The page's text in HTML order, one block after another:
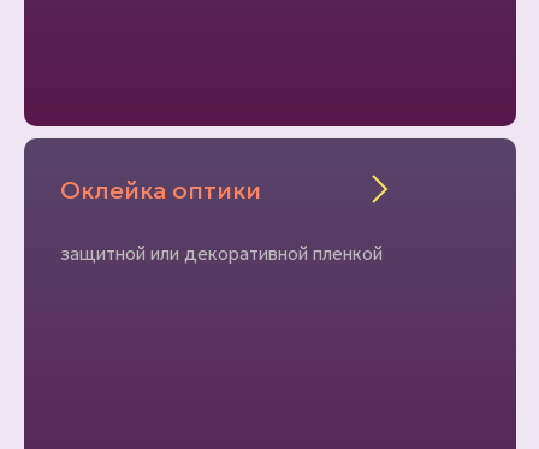
Оклейка оптики
защитной или декоративной пленкой